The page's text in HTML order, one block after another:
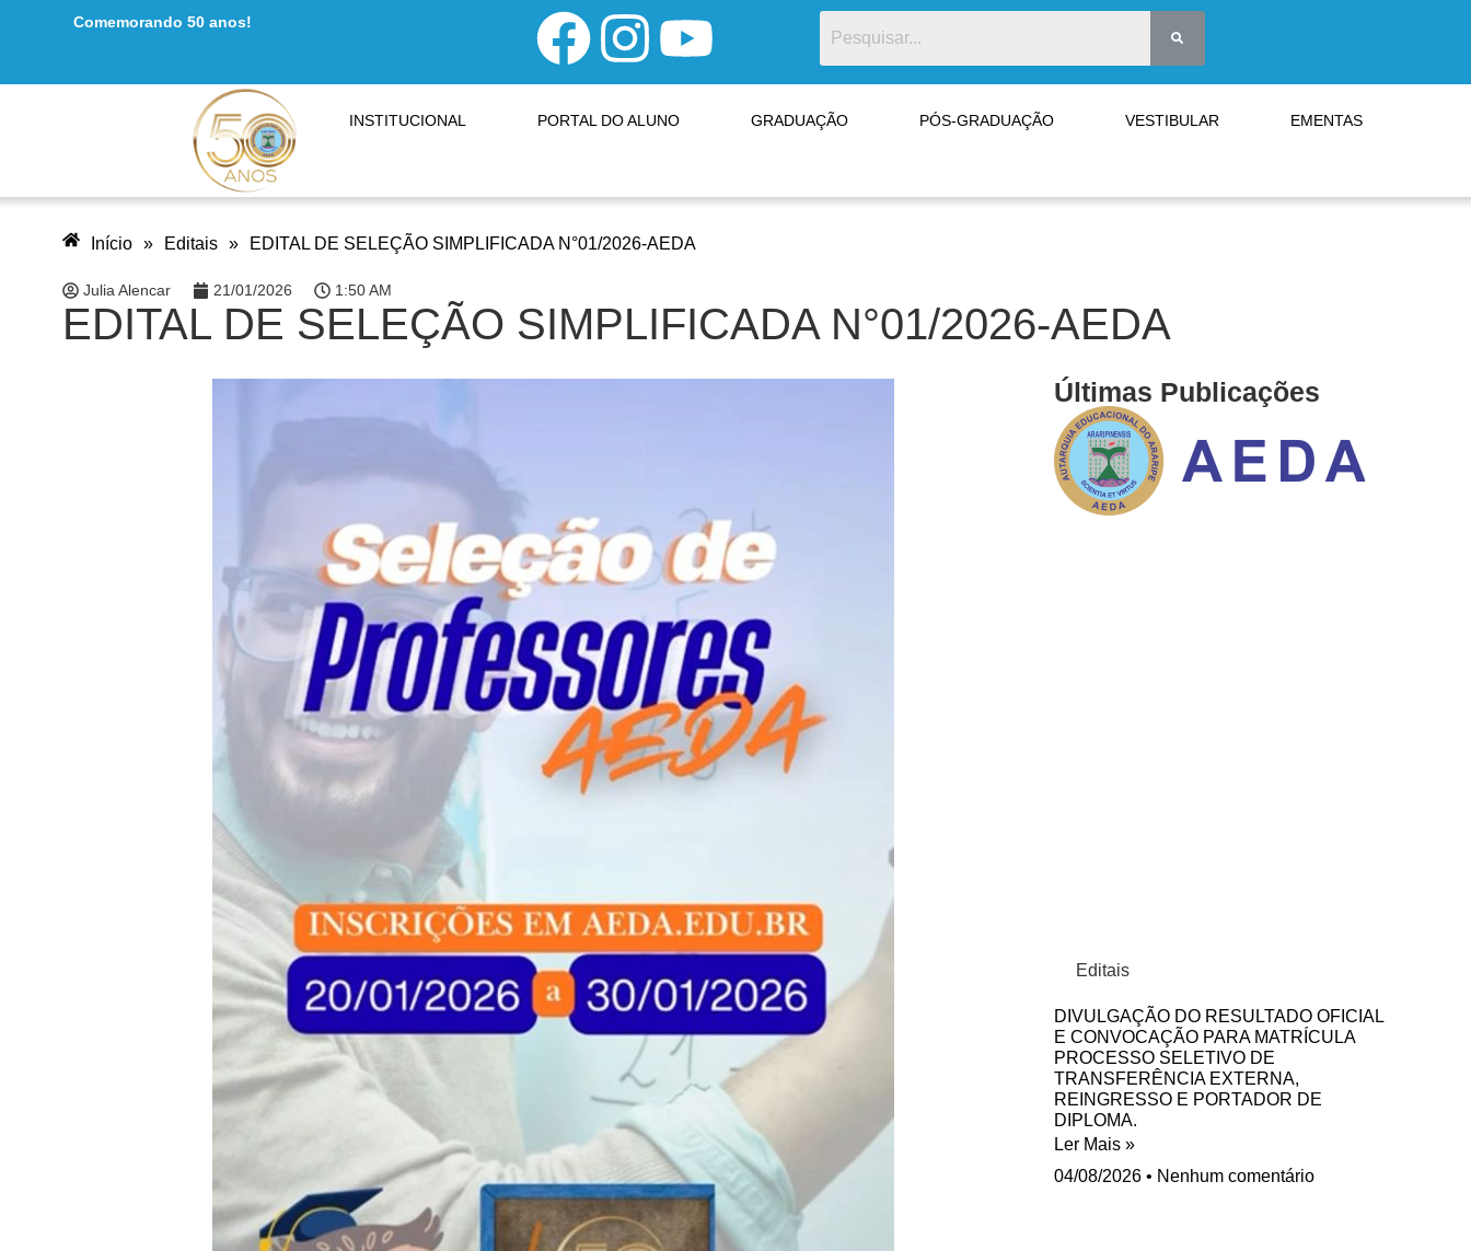
Comemorando 50 anos!
INSTITUCIONAL PORTAL DO ALUNO GRADUAÇÃO PÓS-GRADUAÇÃO VESTIBULAR EMENTAS
Início » Editais » EDITAL DE SELEÇÃO SIMPLIFICADA N°01/2026-AEDA
Julia Alencar 21/01/2026 1:50 AM
EDITAL DE SELEÇÃO SIMPLIFICADA N°01/2026-AEDA
Últimas Publicações
Editais
DIVULGAÇÃO DO RESULTADO OFICIAL
E CONVOCAÇÃO PARA MATRÍCULA
PROCESSO SELETIVO DE
TRANSFERÊNCIA EXTERNA,
REINGRESSO E PORTADOR DE
DIPLOMA.
Ler Mais »
04/08/2026
Nenhum comentário